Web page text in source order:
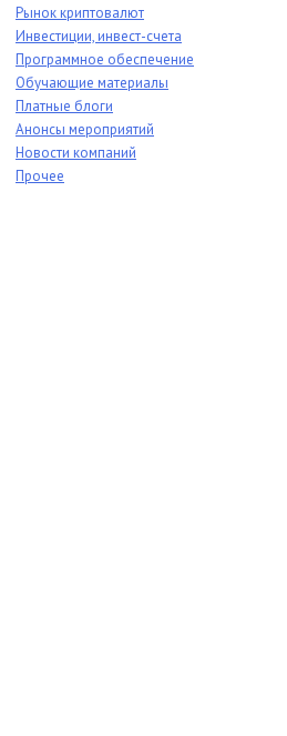
Рынок криптовалют
Инвестиции, инвест-счета
Программное обеспечение
Обучающие материалы
Платные блоги
Анонсы мероприятий
Новости компаний
Прочее